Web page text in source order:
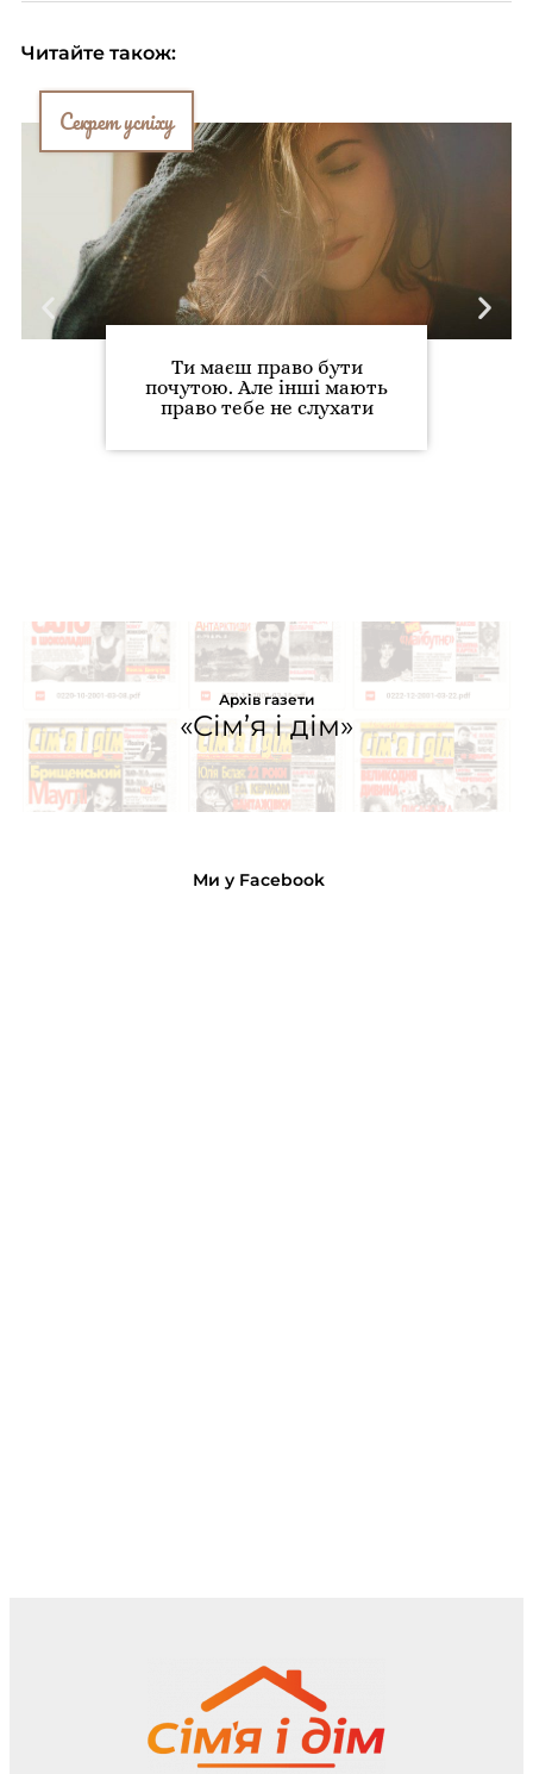
Читайте також:
Секрет успіху
Ти маєш право бути
почутою. Але інші мають
право тебе не слухати
Архів газети
«Сім’я і дім»
Ми у Facebook